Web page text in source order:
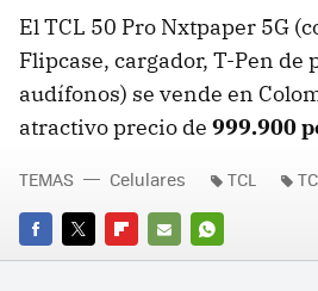
El TCL 50 Pro Nxtpaper 5G
Flipcase, cargador, T-Pen de
audífonos) se vende en
atractivo precio de 999.900
FACEBOOK
TWITTERFLIPBOARD
E-
WHATSAPP
TEMAS Celulares TCL